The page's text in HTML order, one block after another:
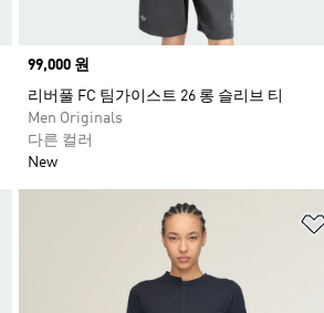
Price
99,000 원
리버풀 FC 팀가이스트 26 롱 슬리브 티
Men Originals
다른 컬러
New